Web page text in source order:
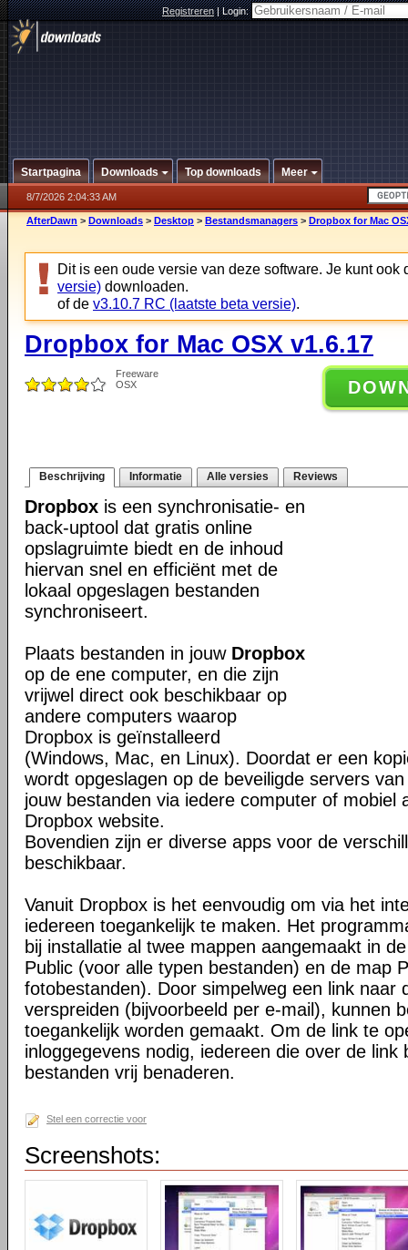
Registreren|Login:
Startpagina Downloads Top downloads Meer
8/7/2026 2:04:33 AM
AfterDawn > Downloads > Desktop > Bestandsmanagers > Dropbox for Mac
Dit is een oude versie van deze software. Je kunt ook
versie) downloaden.
of de v3.10.7 RC (laatste beta versie).
Dropbox for Mac OSX v1.6.17
Freeware
OSX
Beschrijving Informatie Alle versies Reviews
Dropbox is een synchronisatie- en
back-uptool dat gratis online
opslagruimte biedt en de inhoud
hiervan snel en efficiënt met de
lokaal opgeslagen bestanden
synchroniseert.
Plaats bestanden in jouw Dropbox
op de ene computer, en die zijn
vrijwel direct ook beschikbaar op
andere computers waarop
Dropbox is geïnstalleerd
(Windows, Mac, en Linux). Doordat er een
wordt opgeslagen op de beveiligde servers
jouw bestanden via iedere computer of mobiel
Dropbox website.
Bovendien zijn er diverse apps voor de
beschikbaar.
Vanuit Dropbox is het eenvoudig om via het
iedereen toegankelijk te maken. Het
bij installatie al twee mappen aangemaakt in
Public (voor alle typen bestanden) en de map
fotobestanden). Door simpelweg een link naar
verspreiden (bijvoorbeeld per e-mail), kunnen
toegankelijk worden gemaakt. Om de link te
inloggegevens nodig, iedereen die over de link
bestanden vrij benaderen.
Stel een correctie voor
Screenshots: